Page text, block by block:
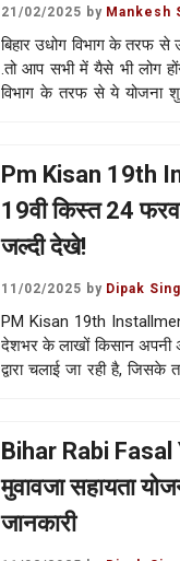
21/02/2025 by Mankesh
बिहार उधोग विभाग के तरफ
.तो आप सभी में यैसे भी लोग
विभाग के तरफ से ये योजना
Pm Kisan 19th
19वी किस्त 24
जल्दी देखे!
11/02/2025 by Dipak
PM Kisan 19th
देशभर के लाखों किसान अपनी
द्वारा चलाई जा रही है, जिसके
Bihar Rabi Fasal
मुवावजा सहायता
जानकारी